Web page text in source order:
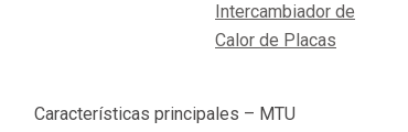
Intercambiador de
Calor de Placas
Características principales – MTU